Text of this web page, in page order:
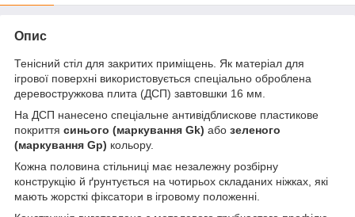
Опис
Тенісний стіл для закритих приміщень. Як матеріал для
ігрової поверхні використовується спеціально оброблена
деревостружкова плита (ДСП) завтовшки 16 мм.
На ДСП нанесено спеціальне антивідблискове пластикове
покриття синього (маркування Gk) або зеленого
(маркування Gp) кольору.
Кожна половина стільниці має незалежну розбірну
конструкцію й ґрунтується на чотирьох складаних ніжках, які
мають жорсткі фіксатори в ігровому положенні.